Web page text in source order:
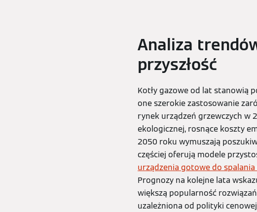
Analiza
przyszłość
Kotły gazowe od lat stanowią
one szerokie zastosowanie
rynek urządzeń grzewczych w
ekologicznej, rosnące koszty
2050 roku wymuszają
częściej oferują modele
urządzenia gotowe do
Prognozy na kolejne lata
większą popularność
uzależniona od polityki